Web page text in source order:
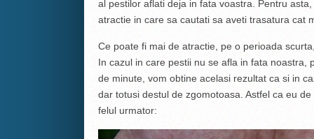
al pestilor aflati deja in fata voastra. Pentru
atractie in care sa cautati sa aveti trasatura cat
Ce poate fi mai de atractie, pe o perioada
In cazul in care pestii nu se afla in fata
de minute, vom obtine acelasi rezultat ca si in
dar totusi destul de zgomotoasa. Astfel ca eu
felul urmator: